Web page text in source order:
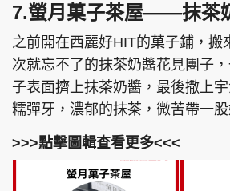
7.螢月菓子茶屋——抹茶
之前開在西麗好HIT的菓子鋪，搬
次就忘不了的抹茶奶醬花見團子
子表面擠上抹茶奶醬，最後撒上
糯彈牙，濃郁的抹茶，微苦帶一
>>>點擊圖輯查看更多<<<